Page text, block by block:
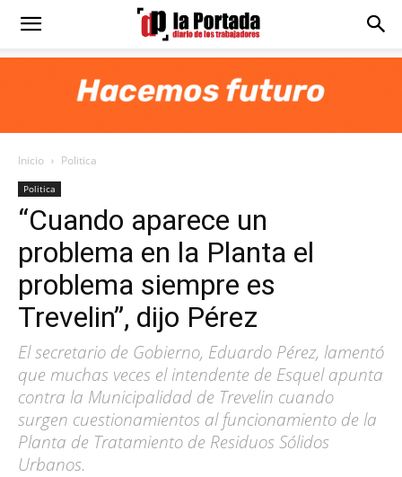
Diario
Portada
Inicio Politica
Politica
“Cuando aparece un
problema en la Planta el
problema siempre es
Trevelin”, dijo Pérez
El secretario de Gobierno, Eduardo Pérez, lamentó
que muchas veces el intendente de Esquel apunta
contra la Municipalidad de Trevelin cuando
surgen cuestionamientos al funcionamiento de la
Planta de Tratamiento de Residuos Sólidos
Urbanos.